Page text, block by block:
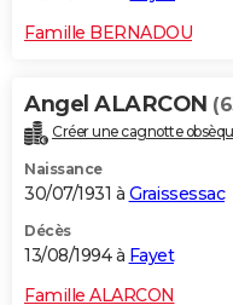
Famille BERNADOU
Angel ALARCON
Créer une cagnotte
Naissance
30/07/1931 à Graissessac
Décès
13/08/1994 à Fayet
Famille ALARCON